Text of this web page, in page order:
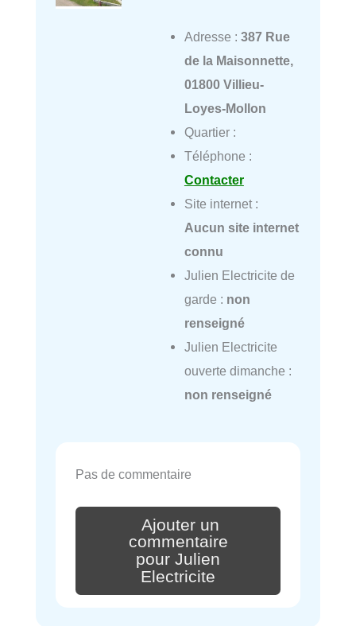
Adresse : 387 Rue
de la Maisonnette,
01800 Villieu-
Loyes-Mollon
Quartier :
Téléphone :
Contacter
Site internet :
Aucun site internet
connu
Julien Electricite de
garde : non
renseigné
Julien Electricite
ouverte dimanche :
non renseigné
Pas de commentaire
Ajouter un
commentaire
pour Julien
Electricite